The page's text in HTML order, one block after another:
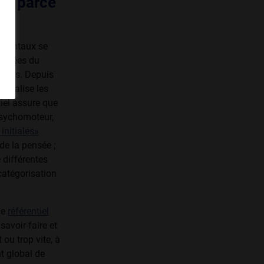
se
du
Depuis
balise les
assure que
la pensée ;
différentes
faire et
ou trop vite, à
global de